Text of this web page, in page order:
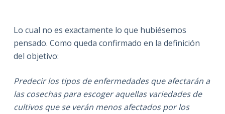
Lo cual no es exactamente lo que hubiésemos
pensado. Como queda confirmado en la definición
del objetivo:
Predecir los tipos de enfermedades que afectarán a
las cosechas para escoger aquellas variedades de
cultivos que se verán menos afectados por los